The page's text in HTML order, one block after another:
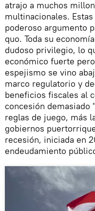
atrajo a muchos
multinacionales.
poderoso argumento
quo. Toda su
dudoso privilegio, lo
económico fuerte
espejismo se vino
marco regulatorio y
beneficios fiscales al
concesión demasiado
reglas de juego, más
gobiernos
recesión, iniciada en
endeudamiento